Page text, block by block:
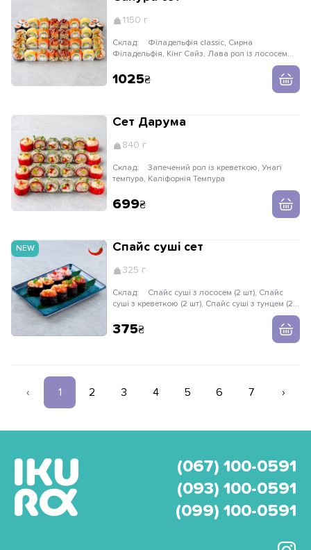
1150 г
Склад:
Філадельфія, Кінг Сайз, Лава рол із лососем
1/2, Лава рол із тунцем 1/2, Макі вершковий
лосось
1025
Сет Дарума
840 г
Склад:
темпура, Каліфорнія Темпура
699
NEW Спайс суші сет
325 г
Склад:
суші з креветкою (2 шт), Спайс суші з тунцем (2
375
‹ 1 2 3 4 5 6 7 ›
(067) 100-0591
(093) 100-0591
(099) 100-0591